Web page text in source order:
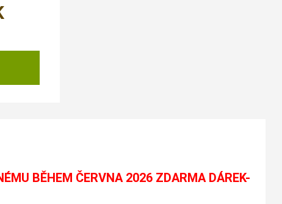
BĚHEM ČERVNA 2026 ZDARMA DÁREK-